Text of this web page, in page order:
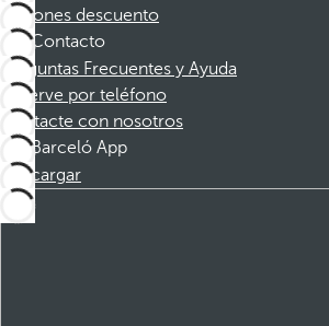
Cupones descuento
Contacto
Preguntas Frecuentes y Ayuda
Reserve por teléfono
Contacte con nosotros
Barceló App
Descargar